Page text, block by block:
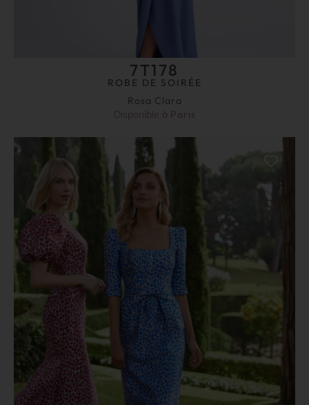
7T178
ROBE DE SOIRÉE
Rosa Clara
Disponible à Paris